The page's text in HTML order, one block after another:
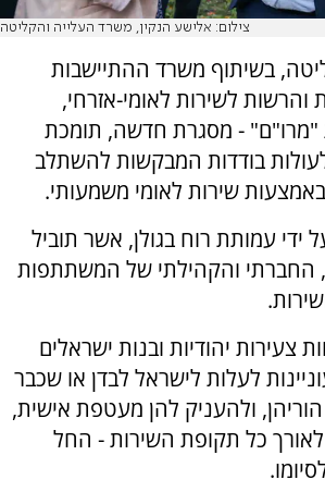
צילום: אלישע הנקין, משרד העלייה והקליטה
בשיתוף משרד ההתיישבות
והרשות לשירות לאומי-אזרחי,
"מרו"ם" - מסגרת חדשה, תומכת
בודדות המבקשות להשתלב
שירות לאומי משמעותי.
ידי עמותת רוח בגולן, אשר תוביל
החברתי והקהילתי של המשתתפות
צעירות יהודיות ובנות ישראלים
24, המעוניינות לעלות לישראל לבדן או שכבר
ולהעניק להן מעטפת אישית,
כל תקופת השירות - החל